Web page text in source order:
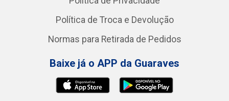
Política de Troca e Devolução
Normas para Retirada de Pedidos
Baixe já o APP da Guaraves